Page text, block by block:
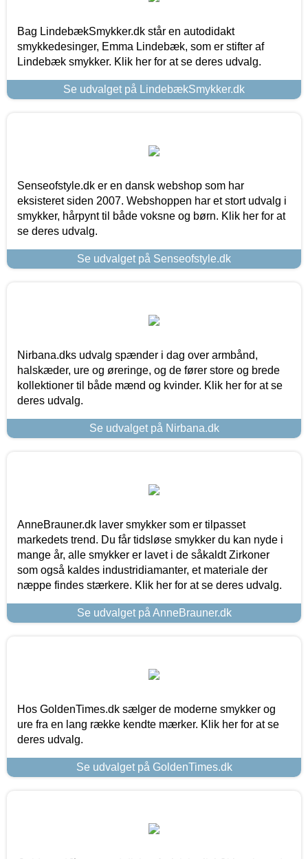
Bag LindebækSmykker.dk står en autodidakt
smykkedesinger, Emma Lindebæk, som er stifter af
Lindebæk smykker. Klik her for at se deres udvalg.
Se udvalget på LindebækSmykker.dk
Senseofstyle.dk er en dansk webshop som har
eksisteret siden 2007. Webshoppen har et stort udvalg i
smykker, hårpynt til både voksne og børn. Klik her for at
se deres udvalg.
Se udvalget på Senseofstyle.dk
Nirbana.dks udvalg spænder i dag over armbånd,
halskæder, ure og øreringe, og de fører store og brede
kollektioner til både mænd og kvinder. Klik her for at se
deres udvalg.
Se udvalget på Nirbana.dk
AnneBrauner.dk laver smykker som er tilpasset
markedets trend. Du får tidsløse smykker du kan nyde i
mange år, alle smykker er lavet i de såkaldt Zirkoner
som også kaldes industridiamanter, et materiale der
næppe findes stærkere. Klik her for at se deres udvalg.
Se udvalget på AnneBrauner.dk
Hos GoldenTimes.dk sælger de moderne smykker og
ure fra en lang række kendte mærker. Klik her for at se
deres udvalg.
Se udvalget på GoldenTimes.dk